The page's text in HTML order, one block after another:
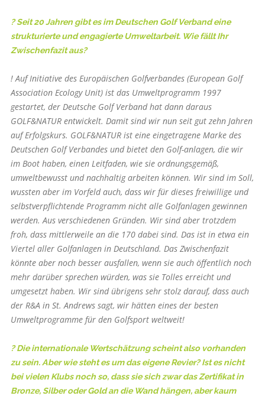
? Seit 20 Jahren gibt es im Deutschen Golf Verband eine
strukturierte und engagierte Umweltarbeit. Wie fällt Ihr
Zwischenfazit aus?
! Auf Initiative des Europäischen Golfverbandes (European Golf
Association Ecology Unit) ist das Umweltprogramm 1997
gestartet, der Deutsche Golf Verband hat dann daraus
GOLF&NATUR entwickelt. Damit sind wir nun seit gut zehn Jahren
auf Erfolgskurs. GOLF&NATUR ist eine eingetragene Marke des
Deutschen Golf Verbandes und bietet den Golf-anlagen, die wir
im Boot haben, einen Leitfaden, wie sie ordnungsgemäß,
umweltbewusst und nachhaltig arbeiten können. Wir sind im Soll,
wussten aber im Vorfeld auch, dass wir für dieses freiwillige und
selbstverpflichtende Programm nicht alle Golfanlagen gewinnen
werden. Aus verschiedenen Gründen. Wir sind aber trotzdem
froh, dass mittlerweile an die 170 dabei sind. Das ist in etwa ein
Viertel aller Golfanlagen in Deutschland. Das Zwischenfazit
könnte aber noch besser ausfallen, wenn sie auch öffentlich noch
mehr darüber sprechen würden, was sie Tolles erreicht und
umgesetzt haben. Wir sind übrigens sehr stolz darauf, dass auch
der R&A in St. Andrews sagt, wir hätten eines der besten
Umweltprogramme für den Golfsport weltweit!
? Die internationale Wertschätzung scheint also vorhanden
zu sein. Aber wie steht es um das eigene Revier? Ist es nicht
bei vielen Klubs noch so, dass sie sich zwar das Zertifikat in
Bronze, Silber oder Gold an die Wand hängen, aber kaum